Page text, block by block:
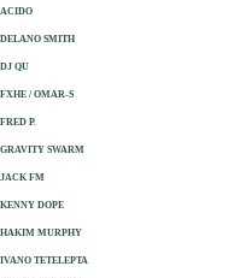
ACIDO
DELANO SMITH
DJ QU
FXHE / OMAR-S
FRED P.
GRAVITY SWARM
JACK FM
KENNY DOPE
HAKIM MURPHY
IVANO TETELEPTA